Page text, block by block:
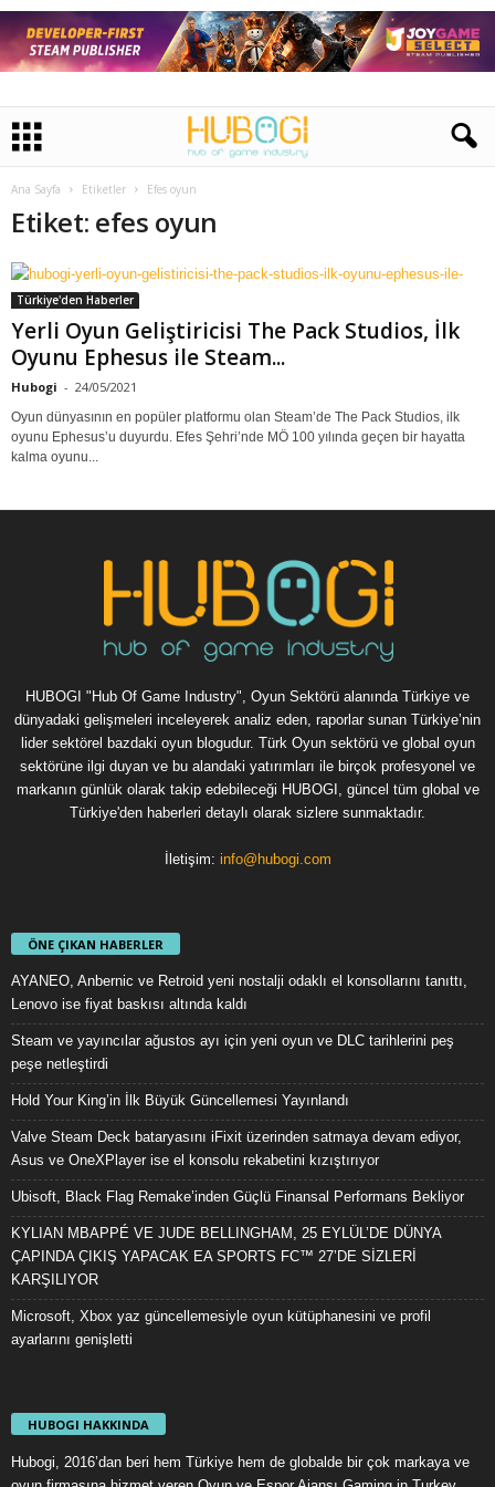
Ana Sayfa Etiketler Efes oyun
Etiket: efes oyun
Türkiye'den Haberler
Yerli Oyun Geliştiricisi The Pack Studios, İlk
Oyunu Ephesus ile Steam...
Hubogi - 24/05/2021
Oyun dünyasının en popüler platformu olan Steam’de The Pack Studios, ilk
oyunu Ephesus’u duyurdu. Efes Şehri’nde MÖ 100 yılında geçen bir hayatta
kalma oyunu...
HUBOGI "Hub Of Game Industry", Oyun Sektörü alanında Türkiye ve
dünyadaki gelişmeleri inceleyerek analiz eden, raporlar sunan Türkiye’nin
lider sektörel bazdaki oyun blogudur. Türk Oyun sektörü ve global oyun
sektörüne ilgi duyan ve bu alandaki yatırımları ile birçok profesyonel ve
markanın günlük olarak takip edebileceği HUBOGI, güncel tüm global ve
Türkiye'den haberleri detaylı olarak sizlere sunmaktadır.
İletişim: info@hubogi.com
ÖNE ÇIKAN HABERLER
AYANEO, Anbernic ve Retroid yeni nostalji odaklı el konsollarını tanıttı,
Lenovo ise fiyat baskısı altında kaldı
Steam ve yayıncılar ağustos ayı için yeni oyun ve DLC tarihlerini peş
peşe netleştirdi
Hold Your King’in İlk Büyük Güncellemesi Yayınlandı
Valve Steam Deck bataryasını iFixit üzerinden satmaya devam ediyor,
Asus ve OneXPlayer ise el konsolu rekabetini kızıştırıyor
Ubisoft, Black Flag Remake’inden Güçlü Finansal Performans Bekliyor
KYLIAN MBAPPÉ VE JUDE BELLINGHAM, 25 EYLÜL’DE DÜNYA
ÇAPINDA ÇIKIŞ YAPACAK EA SPORTS FC™ 27’DE SİZLERİ
KARŞILIYOR
Microsoft, Xbox yaz güncellemesiyle oyun kütüphanesini ve profil
ayarlarını genişletti
HUBOGI HAKKINDA
Hubogi, 2016’dan beri hem Türkiye hem de globalde bir çok markaya ve